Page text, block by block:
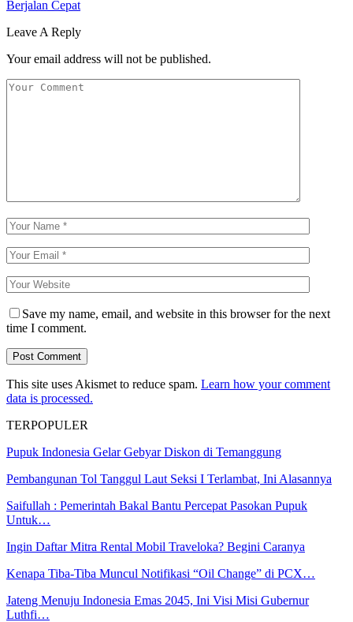
Berjalan Cepat
Leave A Reply
Your email address will not be published.
Save my name, email, and website in this browser for the next
time I comment.
This site uses Akismet to reduce spam. Learn how your comment
data is processed.
TERPOPULER
Pupuk Indonesia Gelar Gebyar Diskon di Temanggung
Pembangunan Tol Tanggul Laut Seksi I Terlambat, Ini Alasannya
Saifullah : Pemerintah Bakal Bantu Percepat Pasokan Pupuk
Untuk…
Ingin Daftar Mitra Rental Mobil Traveloka? Begini Caranya
Kenapa Tiba-Tiba Muncul Notifikasi “Oil Change” di PCX…
Jateng Menuju Indonesia Emas 2045, Ini Visi Misi Gubernur
Luthfi…